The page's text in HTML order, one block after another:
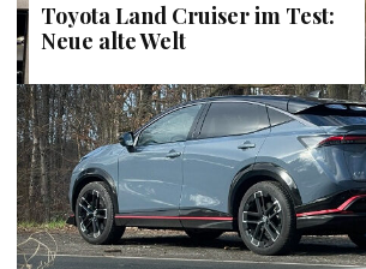
Toyota Land Cruiser im Test:
Neue alte Welt